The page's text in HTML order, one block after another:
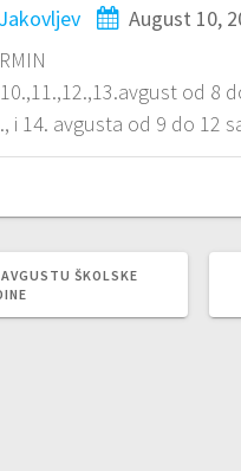
August 10,
od 8
i 14. avgusta od 9 do 12
ŠKOLSKE